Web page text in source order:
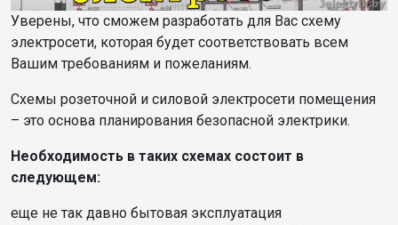
Уверены, что сможем разработать для Вас схему
электросети, которая будет соответствовать всем
Вашим требованиям и пожеланиям.
Схемы розеточной и силовой электросети помещения
– это основа планирования безопасной электрики.
Необходимость в таких схемах состоит в
следующем:
еще не так давно бытовая эксплуатация